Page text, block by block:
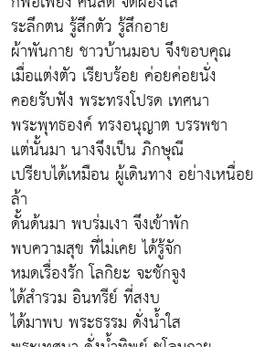
ระลึกตน รู้สึกตัว รู้สึกอาย
ผ้าพันกาย ชาวบ้านมอบ จึงขอบคุณ
เมื่อแต่งตัว เรียบร้อย ค่อยค่อยนั่ง
คอยรับฟัง พระทรงโปรด เทศนา
พระพุทธองค์ ทรงอนุญาต บรรพชา
แต่นั้นมา นางจึงเป็น ภิกษุณี
เปรียบได้เหมือน ผู้เดินทาง อย่างเหนื่อย
ล้า
ดั้นด้นมา พบร่มเงา จึงเข้าพัก
พบความสุข ที่ไม่เคย ได้รู้จัก
หมดเรื่องรัก โลกิยะ จะชักจูง
ได้สำรวม อินทรีย์ ที่สงบ
ได้มาพบ พระธรรม ดั่งน้ำใส